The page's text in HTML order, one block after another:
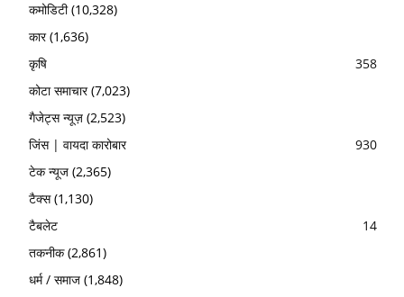
कमोडिटी(10,328)
कार(1,636)
कृषि
358
कोटा समाचार(7,023)
गैजेट्स न्यूज़ (2,523)
जिंस | वायदा कारोबार
930
टेक न्यूज (2,365)
टैक्स(1,130)
टैबलेट
14
तकनीक(2,861)
धर्म / समाज (1,848)